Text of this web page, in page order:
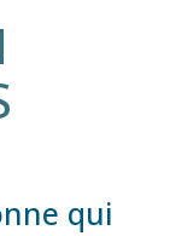
qui